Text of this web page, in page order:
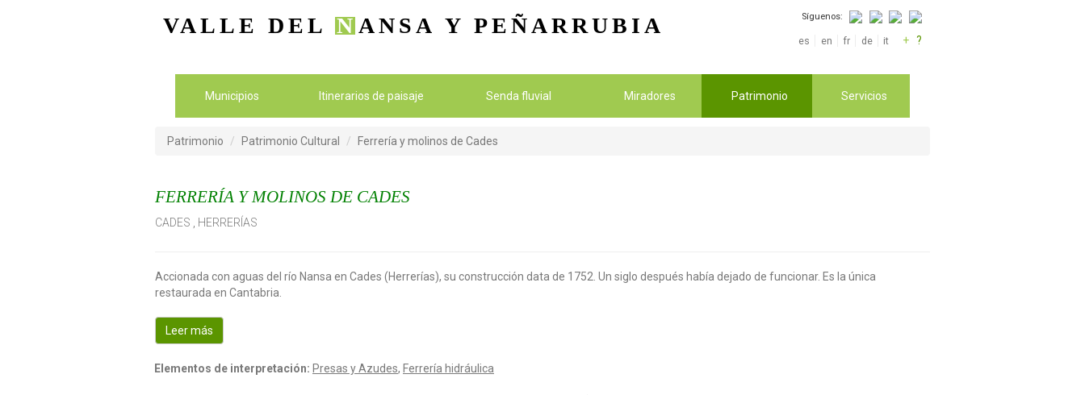
VALLE DEL NANSA Y PEÑARRUBIA Síguenos:
es en fr de it + ?
Municipios Itinerarios de paisaje Senda fluvial Miradores Patrimonio Servicios
Patrimonio Patrimonio Cultural Ferrería y molinos de Cades
FERRERÍA Y MOLINOS DE CADES
CADES HERRERÍAS
Accionada con aguas del río Nansa en Cades (Herrerías), su construcción data de 1752. Un siglo después había dejado de funcionar. Es la única
restaurada en Cantabria.
Leer más
Elementos de interpretación: Presas y Azudes, Ferrería hidráulica